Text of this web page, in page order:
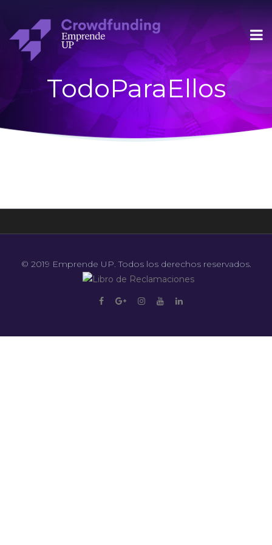
TodoParaEllos
© 2019 Emprende UP. Todos los derechos reservados.